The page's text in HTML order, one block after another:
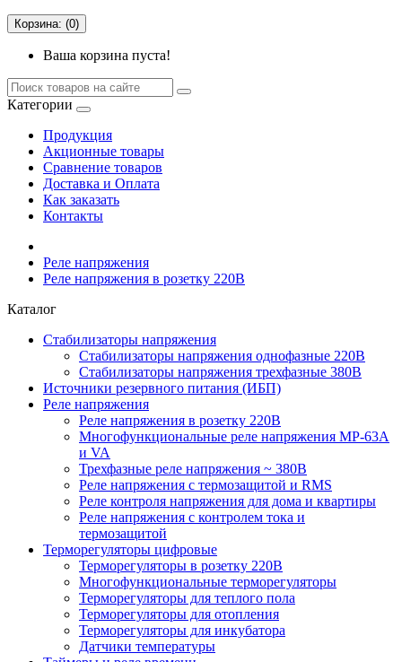
Корзина: (0)
Ваша корзина пуста!
Категории
Продукция
Акционные товары
Сравнение товаров
Доставка и Оплата
Как заказать
Контакты
Реле напряжения
Реле напряжения в розетку 220В
Каталог
Стабилизаторы напряжения
Cтабилизаторы напряжения однофазные 220В
Стабилизаторы напряжения трехфазные 380В
Источники резервного питания (ИБП)
Реле напряжения
Реле напряжения в розетку 220В
Многофункциональные реле напряжения МР-63А
и VA
Трехфазные реле напряжения ~ 380В
Реле напряжения с термозащитой и RMS
Реле контроля напряжения для дома и квартиры
Реле напряжения с контролем тока и
термозащитой
Терморегуляторы цифровые
Терморегуляторы в розетку 220В
Многофункциональные терморегуляторы
Терморегуляторы для теплого пола
Терморегуляторы для отопления
Терморегуляторы для инкубатора
Датчики температуры